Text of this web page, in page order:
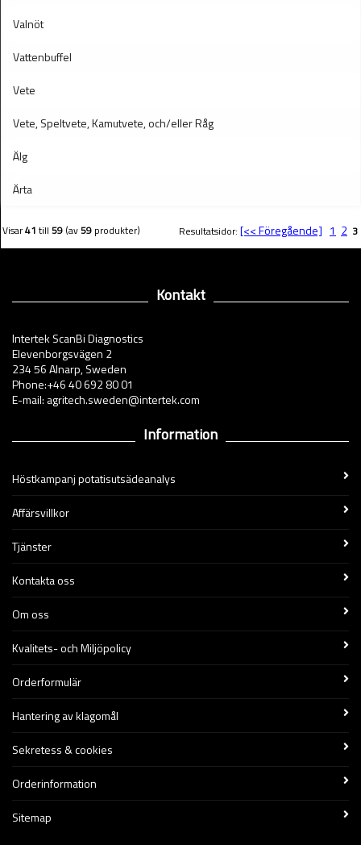
Valnöt
Vattenbuffel
Vete
Vete, Speltvete, Kamutvete, och/eller Råg
Älg
Ärta
Visar41 till 59 (av59 produkter) Resultatsidor: [<< Föregående] 1 2 3
Kontakt
Intertek ScanBi Diagnostics
Elevenborgsvägen 2
234 56 Alnarp, Sweden
Phone:+46 40 692 80 01
E-mail: agritech.sweden@intertek.com
Information
Höstkampanj potatisutsädeanalys
Affärsvillkor
Tjänster
Kontakta oss
Om oss
Kvalitets- och Miljöpolicy
Orderformulär
Hantering av klagomål
Sekretess & cookies
Orderinformation
Sitemap